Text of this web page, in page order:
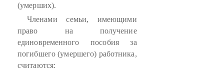
(умерших).
Членами семьи, имеющими
право на получение
единовременного пособия за
погибшего (умершего) работника,
считаются: